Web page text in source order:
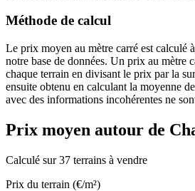
Méthode de calcul
Le prix moyen au mètre carré est calculé
notre base de données. Un prix au mètre
chaque terrain en divisant le prix par la
ensuite obtenu en calculant la moyenne
avec des informations incohérentes ne
Prix moyen autour de
Calculé sur 37 terrains à vendre
Prix du terrain (€/m²)